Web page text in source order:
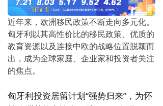
近年来，欧洲移民政策不断走向多元化。
匈牙利以其高性价比的移民政策、优质的
教育资源以及连接中欧的战略位置脱颖而
出，成为全球家庭、企业家和投资者关注
的焦点。
匈牙利投资居留计划“强势归来”，为怀